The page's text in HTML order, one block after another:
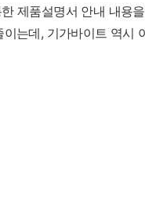
제품설명서 안내 내용
는데, 기가바이트 역시